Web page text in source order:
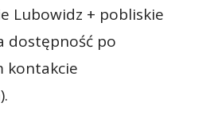
Lubowidz + pobliskie
dostępność po
kontakcie